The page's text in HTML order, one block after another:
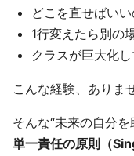
どこを直せばい
1行変えたら別の
クラスが巨大化
こんな経験、ありま
そんな“未来の自分を
単一責任の原則（